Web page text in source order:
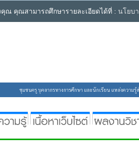
ณ คุณสามารถศึกษารายละเอียดได้ที่ : นโยบ
ชุมชนครู บุคลากรทางการศึกษา และนักเรียน แหล่งความ